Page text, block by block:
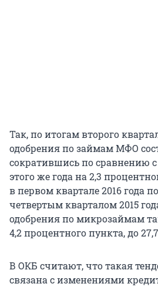
Так, по итогам второго
одобрения по займам МФО
сократившись по сравнению
этого же года на 2,3
в первом квартале 2016 года
четвертым кварталом 2015
одобрения по микрозаймам
4,2 процентного пункта, до
В ОКБ считают, что такая
связана с изменениями